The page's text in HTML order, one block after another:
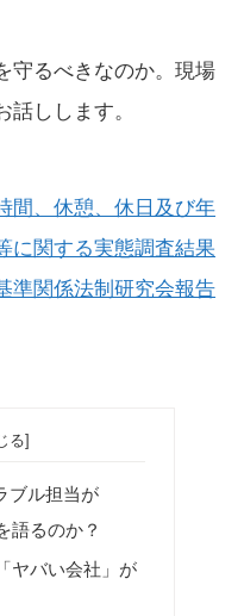
守るべきなのか。現場
しします。
間、休憩、休日及び年
に関する実態調査結果
準関係法制研究会報告
ブル担当が
語るのか？
ヤバい会社」が